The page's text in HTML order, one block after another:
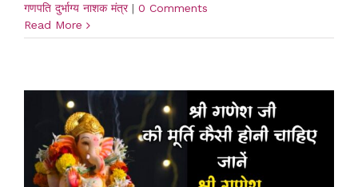
गणपति दुर्भाग्य नाशक मंत्र | 0 Comments
Read More